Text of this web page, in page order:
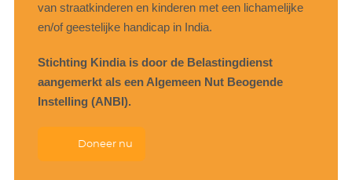
van straatkinderen en kinderen met een lichamelijke
en/of geestelijke handicap in India.
Stichting Kindia is door de Belastingdienst
aangemerkt als een Algemeen Nut Beogende
Instelling (ANBI).
Doneer nu